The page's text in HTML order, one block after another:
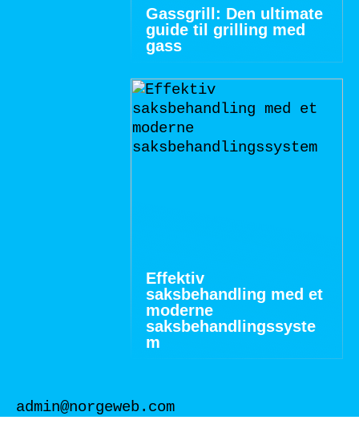
Gassgrill: Den ultimate
guide til grilling med
gass
Effektiv
saksbehandling med et
moderne
saksbehandlingssyste
m
admin@norgeweb.com